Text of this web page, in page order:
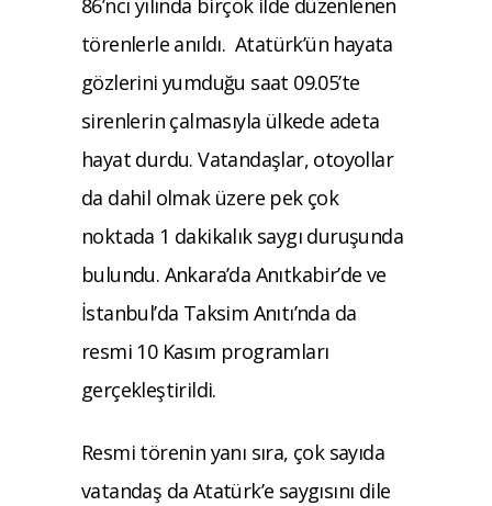
törenlerle anıldı. Atatürk’ün hayata
gözlerini yumduğu saat 09.05’te
sirenlerin çalmasıyla ülkede adeta
hayat durdu. Vatandaşlar, otoyollar
da dahil olmak üzere pek çok
noktada 1 dakikalık saygı duruşunda
bulundu. Ankara’da Anıtkabir’de ve
İstanbul’da Taksim Anıtı’nda da
resmi 10 Kasım programları
gerçekleştirildi.
Resmi törenin yanı sıra, çok sayıda
vatandaş da Atatürk’e saygısını dile